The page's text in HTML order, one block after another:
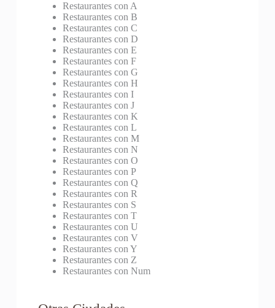
Restaurantes con A
Restaurantes con B
Restaurantes con C
Restaurantes con D
Restaurantes con E
Restaurantes con F
Restaurantes con G
Restaurantes con H
Restaurantes con I
Restaurantes con J
Restaurantes con K
Restaurantes con L
Restaurantes con M
Restaurantes con N
Restaurantes con O
Restaurantes con P
Restaurantes con Q
Restaurantes con R
Restaurantes con S
Restaurantes con T
Restaurantes con U
Restaurantes con V
Restaurantes con Y
Restaurantes con Z
Restaurantes con Num